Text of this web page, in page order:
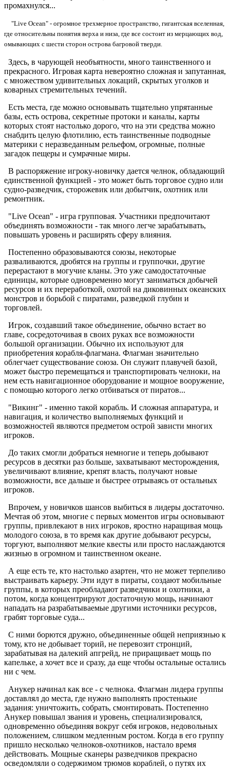
промахнулся...
"Live Ocean" - огромное трехмерное пространство, гигантская вселенная,
где относительны понятия верха и низа, где все состоит из мерцающих вод,
омывающих с шести сторон острова багровой тверди.
Здесь, в чарующей необъятности, много таинственного и
прекрасного. Игровая карта невероятно сложная и запутанная,
с множеством удивительных локаций, скрытых уголков и
коварных стремительных течений.
Есть места, где можно основывать тщательно упрятанные
базы, есть острова, секретные протоки и каналы, карты
которых стоят настолько дорого, что на эти средства можно
снабдить целую флотилию, есть таинственные подводные
материки с неразведанным рельефом, огромные, полные
загадок пещеры и сумрачные миры.
В распоряжение игроку-новичку дается челнок, обладающий
единственной функцией - это может быть торговое судно или
судно-разведчик, сторожевик или добытчик, охотник или
ремонтник.
"Live Ocean" - игра групповая. Участники предпочитают
объединять возможности - так много легче зарабатывать,
повышать уровень и расширять сферу влияния.
Постепенно образовываются союзы, некоторые
разваливаются, дробятся на группы и группочки, другие
перерастают в могучие кланы. Это уже самодостаточные
единицы, которые одновременно могут заниматься добычей
ресурсов и их переработкой, охотой на диковинных океанских
монстров и борьбой с пиратами, разведкой глубин и
торговлей.
Игрок, создавший такое объединение, обычно встает во
главе, сосредоточивая в своих руках все возможности
большой организации. Обычно их используют для
приобретения корабля-флагмана. Флагман значительно
облегчает существование союза. Он служит плавучей базой,
может быстро перемещаться и транспортировать челноки, на
нем есть навигационное оборудование и мощное вооружение,
с помощью которого легко отбиваться от пиратов...
"Викинг" - именно такой корабль. И сложная аппаратура, и
навигация, и количество выполняемых функций и
возможностей являются предметом острой зависти многих
игроков.
До таких смогли добраться немногие и теперь добывают
ресурсов в десятки раз больше, захватывают месторождения,
увеличивают влияние, крепят власть, получают новые
возможности, все дальше и быстрее отрываясь от остальных
игроков.
Впрочем, у новичков шансов выбиться в лидеры достаточно.
Мечтая об этом, многие с первых моментов игры основывают
группы, привлекают в них игроков, яростно наращивая мощь
молодого союза, в то время как другие добывают ресурсы,
торгуют, выполняют мелкие квесты или просто наслаждаются
жизнью в огромном и таинственном океане.
А еще есть те, кто настолько азартен, что не может терпеливо
выстраивать карьеру. Эти идут в пираты, создают мобильные
группы, в которых преобладают разведчики и охотники, а
потом, когда концентрируют достаточную мощь, начинают
нападать на разрабатываемые другими источники ресурсов,
грабят торговые суда...
С ними борются дружно, объединенные общей неприязнью к
тому, кто не добывает торий, не перевозит стронций,
зарабатывая на далекий апгрейд, не приращивает мощь по
капельке, а хочет все и сразу, да еще чтобы остальные остались
ни с чем.
Анукер начинал как все - с челнока. Флагман лидера группы
доставлял до места, где нужно выполнять простенькие
задания: уничтожить, собрать, смонтировать. Постепенно
Анукер повышал звания и уровень, специализировался,
одновременно объединяя вокруг себя игроков, недовольных
положением, слишком медленным ростом. Когда в его группу
пришло несколько челноков-охотников, настало время
действовать. Мощные сканеры разведчиков прекрасно
осведомляли о содержимом трюмов кораблей, о путях их